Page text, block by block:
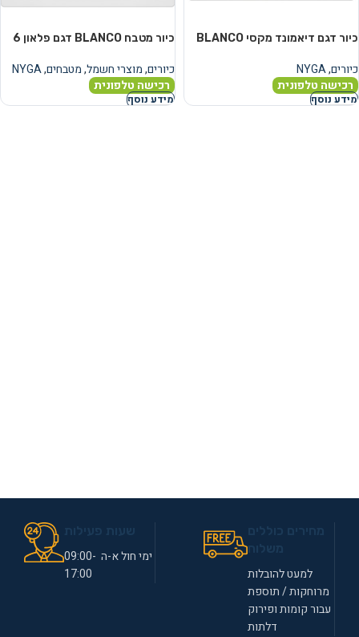
כיור דגם דיאמונד מקסי BLANCO
כיורים,
NYGA
רכישה טלפונית
מידע נוסף
כיור מטבח BLANCO דגם פלאון 6
כיורים,מוצרי חשמל,מטבחים,
NYGA
רכישה טלפונית
מידע נוסף
למעט להובלות
מרוחקות / תוספת
עבור קומות ופירוק
דלתות
ימי חול א-ה 09:00-
17:00